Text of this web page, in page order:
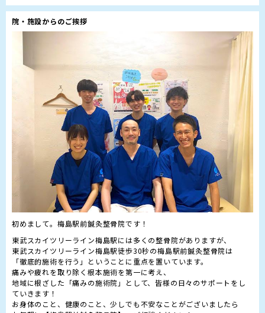
院・施設からのご挨拶
東武スカイツリーライン梅島駅には多くの整骨院がありますが、
東武スカイツリーライン梅島駅徒歩30秒の梅島駅前鍼灸整骨院は
「徹底的施術を行う」ということに重点を置いています。
痛みや疲れを取り除く根本施術を第一に考え、
地域に根ざした「痛みの施術院」として、皆様の日々のサポートをし
ていきます！
お身体のこと、健康のこと、少しでも不安なことがございましたら